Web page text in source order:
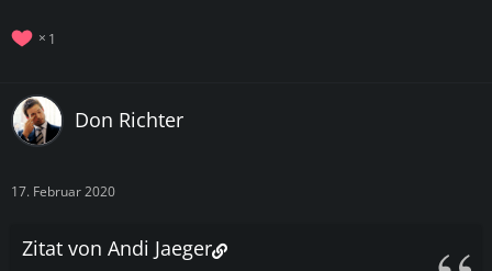
1
Don Richter
17. Februar 2020
Zitat von Andi Jaeger